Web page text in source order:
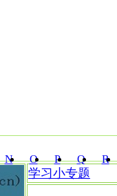
N O P Q R
学习小专题